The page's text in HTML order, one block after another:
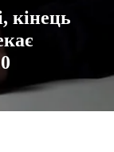
кінець